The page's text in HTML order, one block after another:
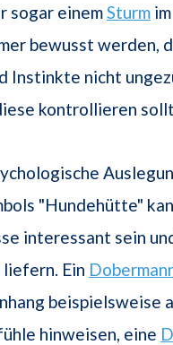
sogar einemSturm
bewusst werden,
Instinkte nicht
kontrollieren
"Hundehütte"
interessant sein
Ein
beispielsweise
hinweisen, eine